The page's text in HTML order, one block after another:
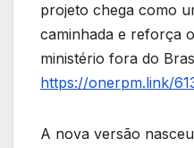
projeto chega como
caminhada e reforça
ministério fora do
https://onerpm.link/
A nova versão